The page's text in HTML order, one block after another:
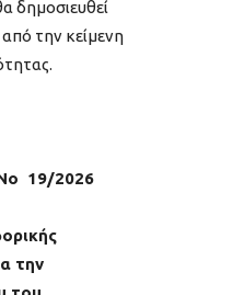
δημοσιευθεί
την κείμενη
19/2026
την